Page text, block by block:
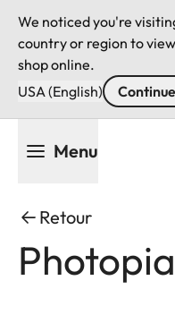
We noticed you're
country or region to
shop online.
USA (English)
Menu
Retour